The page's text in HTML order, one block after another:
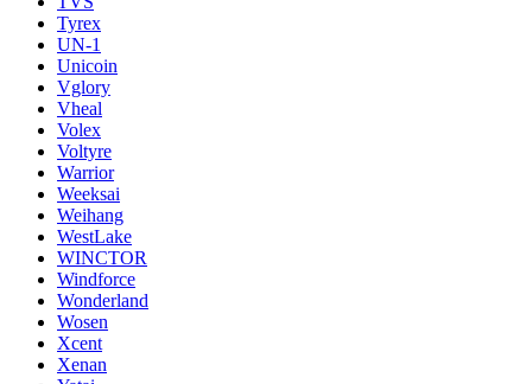
Tyrex
UN-1
Unicoin
Vglory
Vheal
Volex
Voltyre
Warrior
Weeksai
Weihang
WestLake
WINCTOR
Windforce
Wonderland
Wosen
Xcent
Xenan